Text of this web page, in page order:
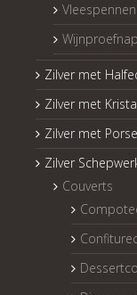
Zilver met
Zilver met
Zilver met
Zilver
Couverts